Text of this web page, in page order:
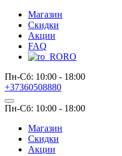
Магазин
Скидки
Акции
FAQ
RO
Пн-Сб: 10:00 - 18:00
+37360508880
Пн-Сб: 10:00 - 18:00
Магазин
Скидки
Акции